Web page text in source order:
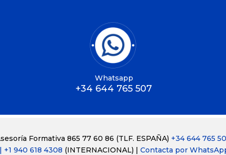
Whatsapp
+34 644 765 507
Formativa 865 77 60 86 (TLF. ESPAÑA) +34 644 765
+1 940 618 4308 (INTERNACIONAL) | Contacta por